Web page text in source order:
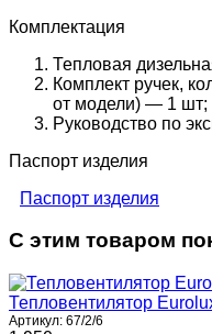
Комплектация
Тепловая
Комплект ручек,
от модели) — 1 шт;
Руководство по
Паспорт изделия
Паспорт изделия
С этим товаром
Тепловентилятор
Артикул: 67/2/6